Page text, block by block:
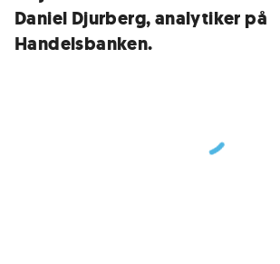
Daniel Djurberg, analytiker på
Handelsbanken.